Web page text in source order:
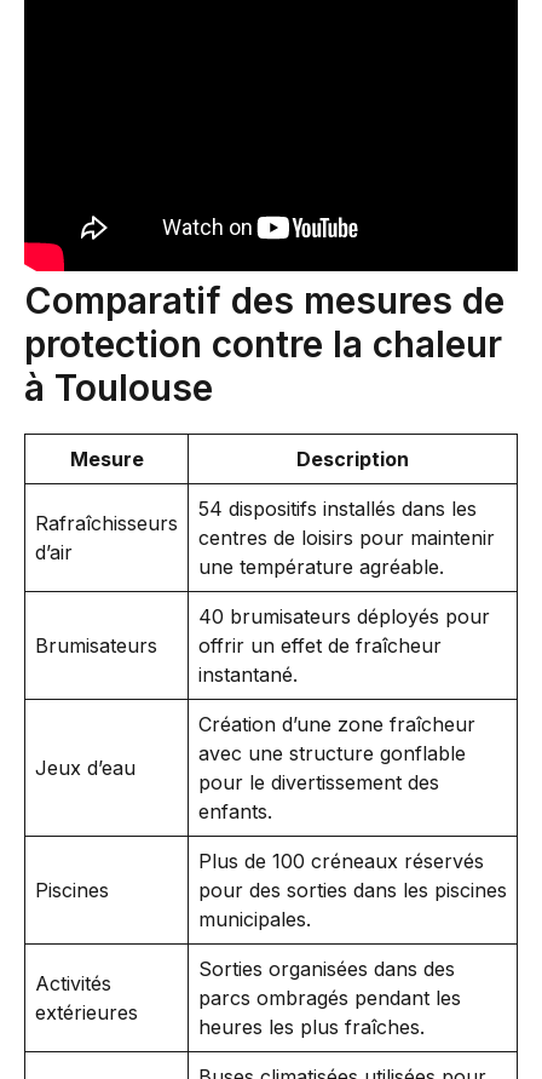
Comparatif des mesures de
protection contre la chaleur
à Toulouse
Mesure Description
Rafraîchisseurs
d’air
54 dispositifs installés dans les
centres de loisirs pour maintenir
une température agréable.
Brumisateurs
40 brumisateurs déployés pour
offrir un effet de fraîcheur
instantané.
Jeux d’eau
Création d’une zone fraîcheur
avec une structure gonflable
pour le divertissement des
enfants.
Piscines
Plus de 100 créneaux réservés
pour des sorties dans les piscines
municipales.
Activités
extérieures
Sorties organisées dans des
parcs ombragés pendant les
heures les plus fraîches.